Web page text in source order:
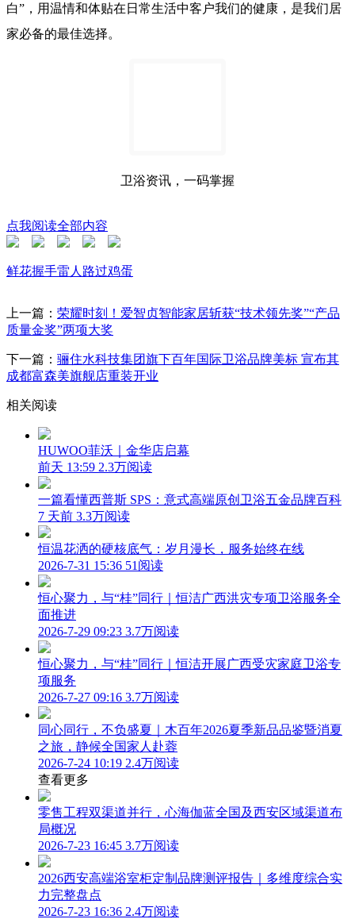
白”，用温情和体贴在日常生活中客户我们的健康，是我们居
家必备的最佳选择。
卫浴资讯，一码掌握
点我阅读全部内容
鲜花握手雷人 路过鸡蛋
上一篇： 荣耀时刻！爱智贞智能家居斩获“技术领先奖”“产品
质量金奖”两项大奖
下一篇： 骊住水科技集团旗下百年国际卫浴品牌美标 宣布其
成都富森美旗舰店重装开业
相关阅读
HUWOO菲沃｜金华店启幕
前天 13:59 2.3万阅读
一篇看懂西普斯 SPS：意式高端原创卫浴五金品牌百科
7 天前 3.3万阅读
恒温花洒的硬核底气：岁月漫长，服务始终在线
2026-7-31 15:36 51阅读
恒心聚力，与“桂”同行｜恒洁广西洪灾专项卫浴服务全
面推进
2026-7-29 09:23 3.7万阅读
恒心聚力，与“桂”同行｜恒洁开展广西受灾家庭卫浴专
项服务
2026-7-27 09:16 3.7万阅读
同心同行，不负盛夏｜木百年2026夏季新品品鉴暨消夏
之旅，静候全国家人赴蓉
2026-7-24 10:19 2.4万阅读
查看更多
零售工程双渠道并行，心海伽蓝全国及西安区域渠道布
局概况
2026-7-23 16:45 3.7万阅读
2026西安高端浴室柜定制品牌测评报告｜多维度综合实
力完整盘点
2026-7-23 16:36 2.4万阅读